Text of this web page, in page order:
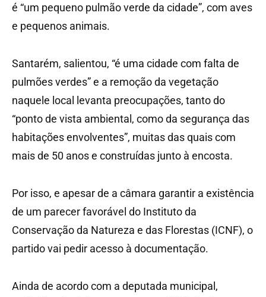
é “um pequeno pulmão verde da cidade”, com aves
e pequenos animais.
Santarém, salientou, “é uma cidade com falta de
pulmões verdes” e a remoção da vegetação
naquele local levanta preocupações, tanto do
“ponto de vista ambiental, como da segurança das
habitações envolventes”, muitas das quais com
mais de 50 anos e construídas junto à encosta.
Por isso, e apesar de a câmara garantir a existência
de um parecer favorável do Instituto da
Conservação da Natureza e das Florestas (ICNF), o
partido vai pedir acesso à documentação.
Ainda de acordo com a deputada municipal,